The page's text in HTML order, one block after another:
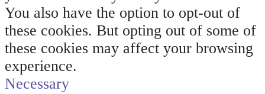
You also have the option to opt-out of
these cookies. But opting out of some of
these cookies may affect your browsing
experience.
Necessary